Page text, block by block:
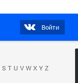
Войти
S T U V W X Y Z